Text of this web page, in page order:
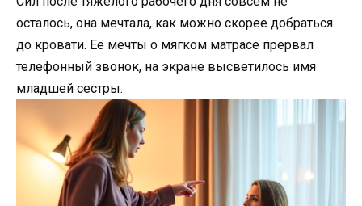
осталось, она мечтала, как можно скорее добраться
до кровати. Её мечты о мягком матрасе прервал
телефонный звонок, на экране высветилось имя
младшей сестры.